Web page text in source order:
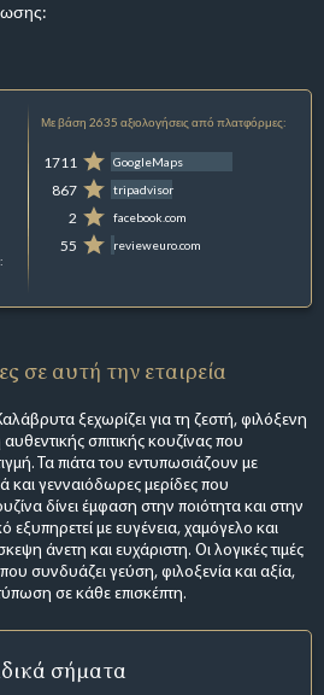
Με βάση 2635 αξιολογήσεις από πλατφόρμες:
1711 GoogleMaps
867 tripadvisor
2 facebook.com
55 revieweuro.com
σε αυτή την εταιρεία
ξεχωρίζει για τη ζεστή, φιλόξενη
σπιτικής κουζίνας που
Τα πιάτα του εντυπωσιάζουν με
και γενναιόδωρες μερίδες που
δίνει έμφαση στην ποιότητα και στην
με ευγένεια, χαμόγελο και
άνετη και ευχάριστη. Οι λογικές τιμές
συνδυάζει γεύση, φιλοξενία και αξία,
σε κάθε επισκέπτη.
σήματα